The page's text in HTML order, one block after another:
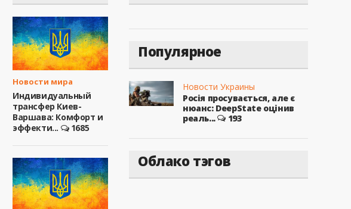
Новости мира
Индивидуальный
трансфер Киев-
Варшава: Комфорт и
эффекти...
1685
Популярное
Новости Украины
Росія просувається, але є
нюанс: DeepState оцінив
реаль...
193
Облако тэгов